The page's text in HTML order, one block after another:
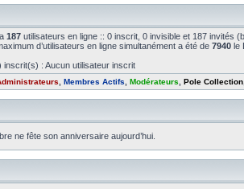
187 utilisateurs en ligne :: 0 inscrit, 0 invisible et 187 invités
d’utilisateurs en ligne simultanément a été de 7940 le
inscrit(s) : Aucun utilisateur inscrit
Membres Actifs Modérateurs Pole Collection
ne fête son anniversaire aujourd’hui.